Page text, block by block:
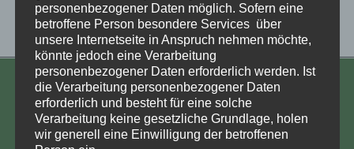
KONTAKT
Aufarbeitung und Erforschung
Kinderverschickung e.V.
personenbezogener Daten möglich. Sofern eine
betroffene Person besondere Services über
unsere Internetseite in Anspruch nehmen möchte,
könnte jedoch eine Verarbeitung
personenbezogener Daten erforderlich werden. Ist
die Verarbeitung personenbezogener Daten
erforderlich und besteht für eine solche
Verarbeitung keine gesetzliche Grundlage, holen
wir generell eine Einwilligung der betroffenen